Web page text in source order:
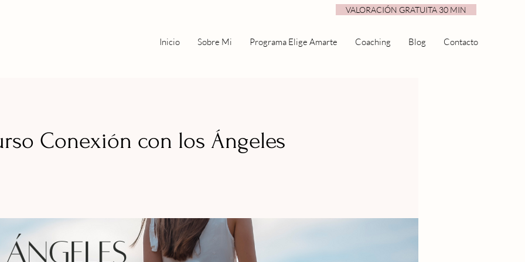
VALORACIÓN GRATUITA 30 MIN
Inicio Sobre Mi Programa Elige Amarte Coaching Blog Contacto
Conexión con los Ángeles